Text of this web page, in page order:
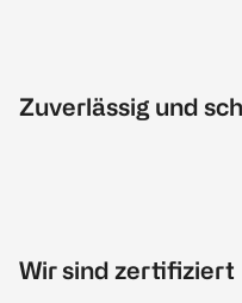
Zuverlässig und
Wir sind zertifiziert